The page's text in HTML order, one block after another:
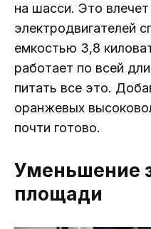
на шасси. Это
электродвигателей
емкостью 3,8
работает по всей
питать все это.
оранжевых
почти готово.
Уменьшение
площади